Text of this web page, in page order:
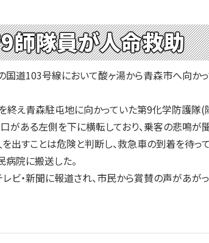
師隊員が人命救助
国道103号線において酸ヶ湯から青森市へ向か
終え青森駐屯地に向かっていた第9化学防護
がある左側を下に横転しており、乗客の悲鳴が
出すことは危険と判断し、救急車の到着を待っ
院に搬送した。
・新聞に報道され、市民から賞賛の声があが